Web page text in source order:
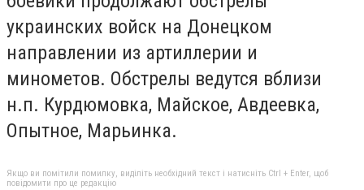
украинских войск на Донецком
направлении из артиллерии и
минометов. Обстрелы ведутся вблизи
н.п. Курдюмовка, Майское, Авдеевка,
Опытное, Марьинка.
Якщо ви помітили помилку, виділіть необхідний текст і натисніть Ctrl + Enter, щоб
повідомити про це редакцію